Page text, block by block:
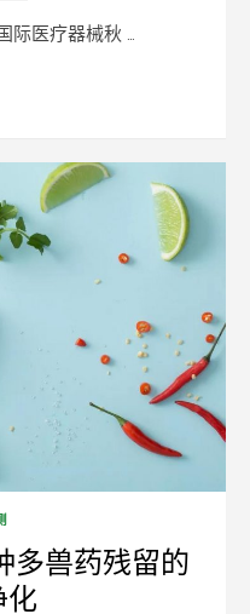
际医疗器械秋 …
多兽药残留的
化